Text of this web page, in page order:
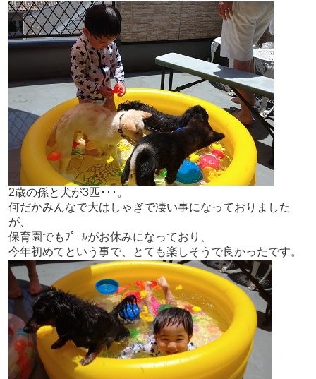
2歳の孫と犬が3匹･･･。
何だかみんなで大はしゃぎで凄い事になっておりました
が、
保育園でもﾌﾟｰﾙがお休みになっており、
今年初めてという事で、とても楽しそうで良かったです。